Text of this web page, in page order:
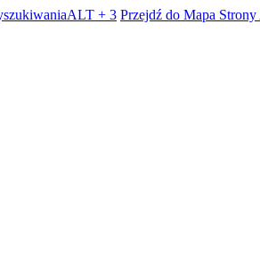
ALT + 3 Przejdź do Mapa Strony